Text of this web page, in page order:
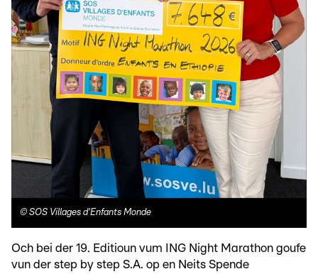
© SOS Villages d'Enfants Monde
Och bei der 19. Editioun vum ING Night Marathon goufe
vun der step by step S.A. op en Neits Spende